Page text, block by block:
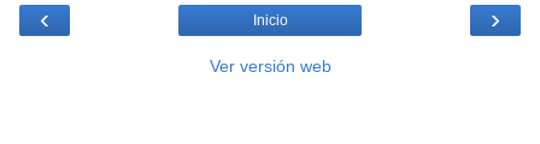
‹ ›
Inicio
Ver versión web